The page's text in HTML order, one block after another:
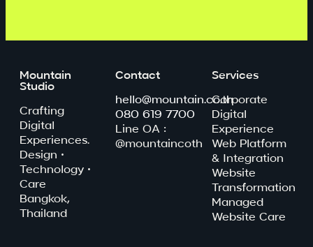
Mountain
Studio
Crafting
Digital
Experiences.
Design ·
Technology ·
Care
Bangkok,
Thailand
Contact
hello@mountain.co.th
080 619 7700
Line OA :
@mountaincoth
Services
Corporate
Digital
Experience
Web Platform
& Integration
Website
Transformation
Managed
Website Care